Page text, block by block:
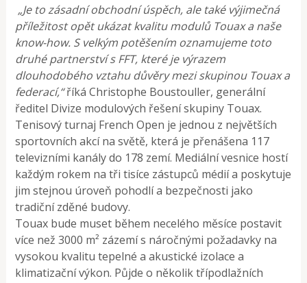
„Je to zásadní obchodní úspěch, ale také výjimečná
příležitost opět ukázat kvalitu modulů Touax a naše
know-how. S velkým potěšením oznamujeme toto
druhé partnerství s FFT, které je výrazem
dlouhodobého vztahu důvěry mezi skupinou Touax a
federací,“říká Christophe Boustouller, generální
ředitel Divize modulových řešení skupiny Touax.
Tenisový turnaj French Open je jednou z největších
sportovních akcí na světě, která je přenášena 117
televizními kanály do 178 zemí. Mediální vesnice hostí
každým rokem na tři tisíce zástupců médií a poskytuje
jim stejnou úroveň pohodlí a bezpečnosti jako
tradiční zděné budovy.
Touax bude muset během necelého měsíce postavit
více než 3000 m² zázemí s náročnými požadavky na
vysokou kvalitu tepelné a akustické izolace a
klimatizační výkon. Půjde o několik třípodlažních